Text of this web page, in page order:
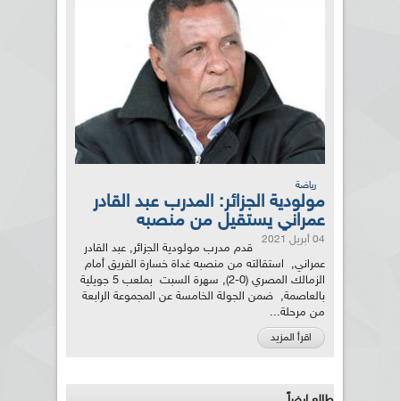
رياضة
مولودية الجزائر: المدرب عبد القادر
عمراني يستقيل من منصبه
04 أبريل 2021
قدم مدرب مولودية الجزائر, عبد القادر
عمراني, استقالته من منصبه غداة خسارة الفريق أمام
الزمالك المصري (0-2), سهرة السبت بملعب 5 جويلية
بالعاصمة, ضمن الجولة الخامسة عن المجموعة الرابعة
من مرحلة...
اقرأ المزيد